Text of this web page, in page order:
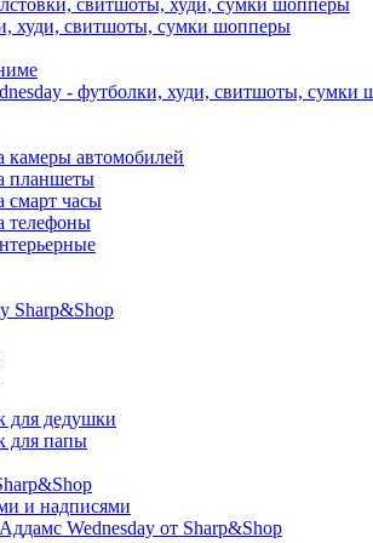
свитшоты, худи, сумки шопперы
худи, свитшоты, сумки шопперы
- футболки, худи, свитшоты, сумки
автомобилей
планшеты
смарт часы
телефоны
Sharp&Shop
для дедушки
для папы
и надписями
Wednesday от Sharp&Shop